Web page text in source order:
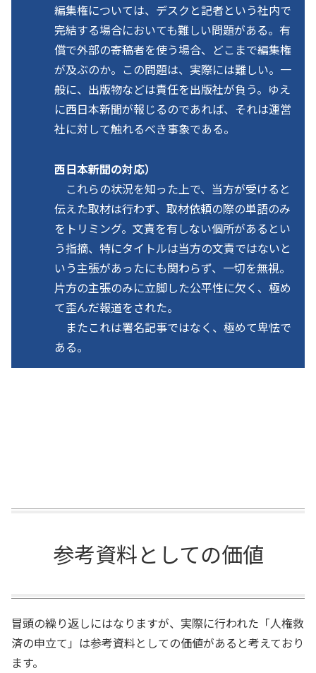
編集権については、デスクと記者という社内で
完結する場合においても難しい問題がある。有
償で外部の寄稿者を使う場合、どこまで編集権
が及ぶのか。この問題は、実際には難しい。一
般に、出版物などは責任を出版社が負う。ゆえ
に西日本新聞が報じるのであれば、それは運営
社に対して触れるべき事象である。
西日本新聞の対応）
これらの状況を知った上で、当方が受けると
伝えた取材は行わず、取材依頼の際の単語のみ
をトリミング。文責を有しない個所があるとい
う指摘、特にタイトルは当方の文責ではないと
いう主張があったにも関わらず、一切を無視。
片方の主張のみに立脚した公平性に欠く、極め
て歪んだ報道をされた。
またこれは署名記事ではなく、極めて卑怯で
ある。
参考資料としての価値
冒頭の繰り返しにはなりますが、実際に行われた「人権救
済の申立て」は参考資料としての価値があると考えており
ます。